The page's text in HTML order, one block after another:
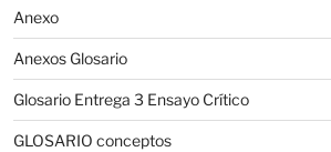
Anexo
Anexos Glosario
Glosario Entrega 3 Ensayo Crítico
GLOSARIO conceptos